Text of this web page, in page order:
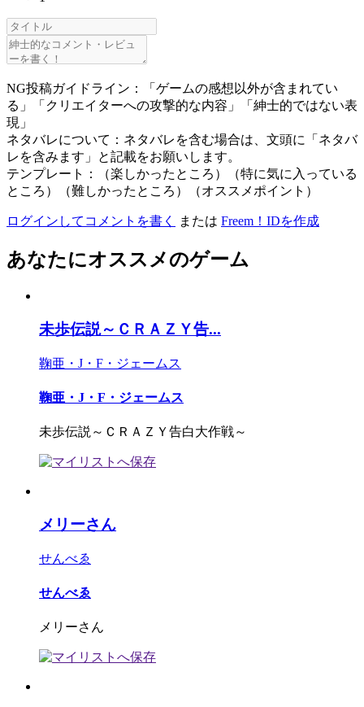
NG投稿ガイドライン：「ゲームの感想以外が含まれてい
る」「クリエイターへの攻撃的な内容」「紳士的ではない表
現」
ネタバレについて：ネタバレを含む場合は、文頭に「ネタバ
レを含みます」と記載をお願いします。
テンプレート：（楽しかったところ）（特に気に入っている
ところ）（難しかったところ）（オススメポイント）
ログインしてコメントを書く または Freem！IDを作成
あなたにオススメのゲーム
未歩伝説～ＣＲＡＺＹ告...
鞠亜・J・F・ジェームス
鞠亜・J・F・ジェームス
未歩伝説～ＣＲＡＺＹ告白大作戦～
メリーさん
せんべゑ
せんべゑ
メリーさん